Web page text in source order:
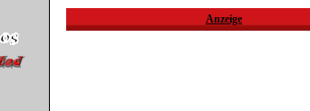
Anzeige